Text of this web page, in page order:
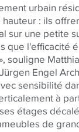
urbain
: ils
sur une petite
que l'efficacité
souligne
Engel
sensibilité
à
étages
de